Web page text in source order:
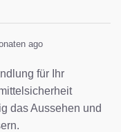
ago
für Ihr
das Aussehen und